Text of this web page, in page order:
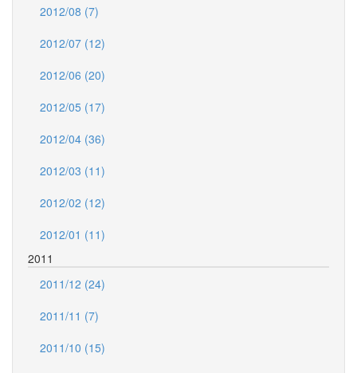
2012/08 (7)
2012/07 (12)
2012/06 (20)
2012/05 (17)
2012/04 (36)
2012/03 (11)
2012/02 (12)
2012/01 (11)
2011
2011/12 (24)
2011/11 (7)
2011/10 (15)